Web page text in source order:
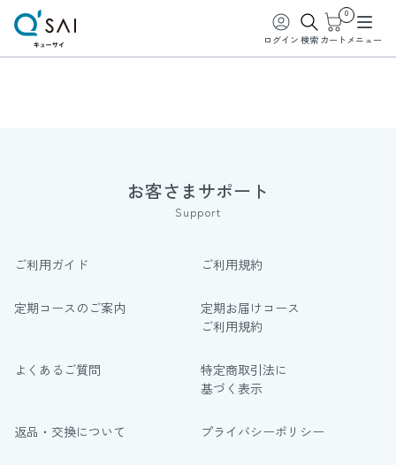
ログイン 検索
0
カート メニュー
お客さまサポート
Support
ご利用ガイド ご利用規約
定期コースのご案内
定期お届けコース
ご利用規約
よくあるご質問
特定商取引法に
基づく表示
返品・交換について プライバシーポリシー